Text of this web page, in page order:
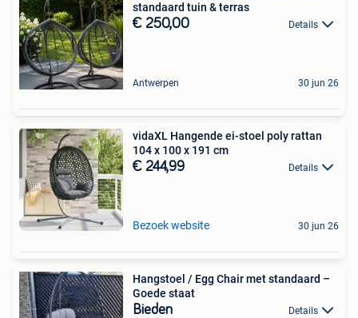
standaard tuin & terras
€ 250,00 Details
Antwerpen 30 jun 26
vidaXL Hangende ei-stoel poly rattan
104 x 100 x 191 cm
€ 244,99 Details
Bezoek website 30 jun 26
Hangstoel / Egg Chair met standaard –
Goede staat
Bieden Details